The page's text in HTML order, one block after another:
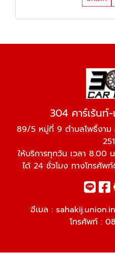
304 คาร์เร้นท์
89/5 หมู่ที่ 9 ตำบลโพธิ์งาม
ให้บริการทุกวัน เวลา 8.00
ได้ 24 ชั่วโมง ทางโทรศั
อีเมล :
โทรศัพท์ :